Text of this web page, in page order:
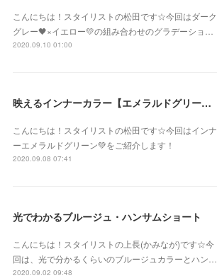
こんにちは！スタイリストの松田です☆今回はダーク
グレー🖤×イエロー💛の組み合わせのグラデーショ…
2020.09.10 01:00
映えるインナーカラー【エメラルドグリーン】
こんにちは！スタイリストの松田です☆今回はインナ
ーエメラルドグリーン💚をご紹介します！
2020.09.08 07:41
光でわかるブルージュ・ハンサムショート
こんにちは！スタイリストの上長(かみなが)です☆今
回は、光で分かるくらいのブルージュカラーとハン…
2020.09.02 09:48